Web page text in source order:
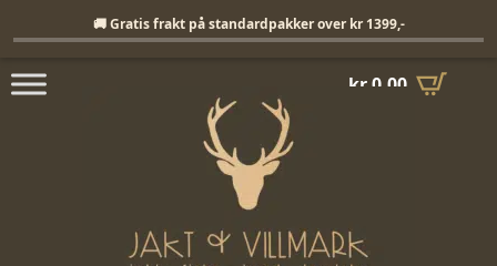
kr0,00
🚚 Gratis frakt på standardpakker over kr 1399,-